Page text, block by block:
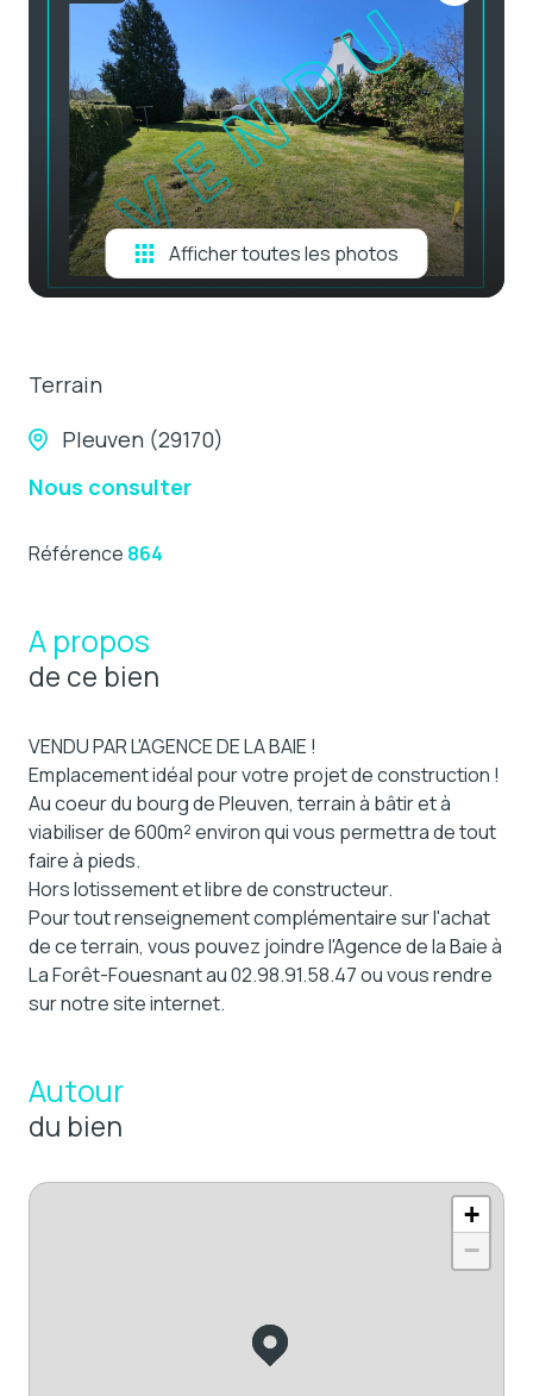
e-mail
estimation
contact
Afficher toutes les photos
Terrain
Pleuven (29170)
Nous consulter
Référence 864
A propos
de ce bien
VENDU PAR L'AGENCE DE LA BAIE !
Emplacement idéal pour votre projet de construction !
Au coeur du bourg de Pleuven, terrain à bâtir et à
viabiliser de 600m² environ qui vous permettra de tout
faire à pieds.
Hors lotissement et libre de constructeur.
Pour tout renseignement complémentaire sur l'achat
de ce terrain, vous pouvez joindre l'Agence de la Baie à
La Forêt-Fouesnant au 02.98.91.58.47 ou vous rendre
sur notre site internet.
Autour
du bien
+
−